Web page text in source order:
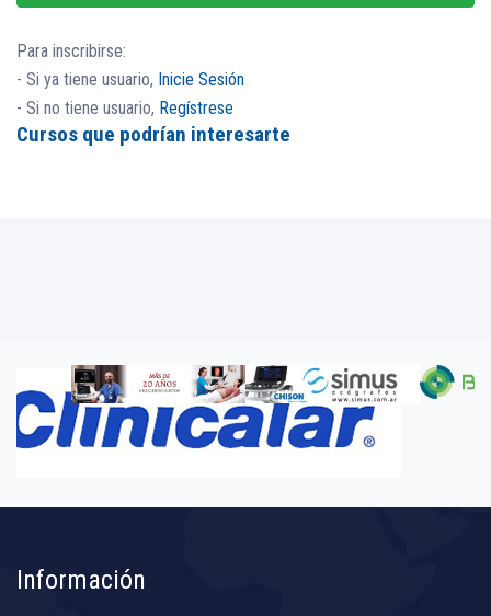
Para inscribirse:
- Si ya tiene usuario, Inicie Sesión
- Si no tiene usuario, Regístrese
Cursos que podrían interesarte
Información